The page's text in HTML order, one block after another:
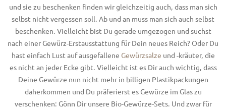
und sie zu beschenken finden wir gleichzeitig auch, dass man sich
selbst nicht vergessen soll. Ab und an muss man sich auch selbst
beschenken. Vielleicht bist Du gerade umgezogen und suchst
nach einer Gewürz-Erstausstattung für Dein neues Reich? Oder Du
hast einfach Lust auf ausgefallene Gewürzsalze und -kräuter, die
es nicht an jeder Ecke gibt. Vielleicht ist es Dir auch wichtig, dass
Deine Gewürze nun nicht mehr in billigen Plastikpackungen
daherkommen und Du präferierst es Gewürze im Glas zu
verschenken: Gönn Dir unsere Bio-Gewürze-Sets. Und zwar für